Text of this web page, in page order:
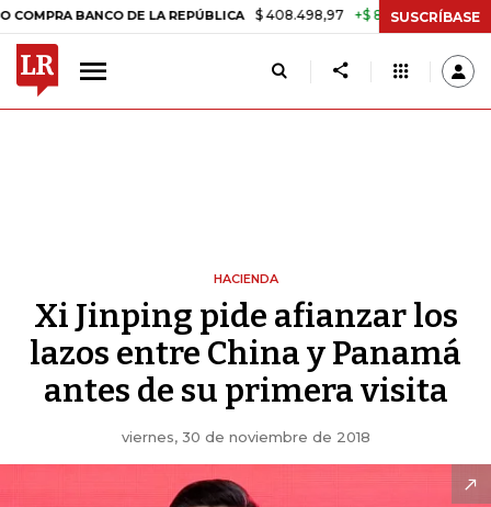
BANCO DE LA REPÚBLICA $ 408.498,97 +$ 8.753,81 +2,19%
SUSCRÍBASE
HACIENDA
Xi Jinping pide afianzar los
lazos entre China y Panamá
antes de su primera visita
viernes, 30 de noviembre de 2018